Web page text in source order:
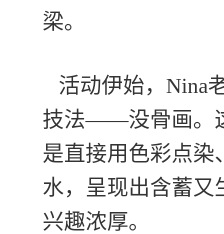
梁。
活动伊始， Nina
技法——没骨画。
是直接用色彩点染
水，呈现出含蓄又
兴趣浓厚。